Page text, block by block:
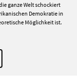
ganze Welt schockiert
Demokratie in
Möglichkeit ist.